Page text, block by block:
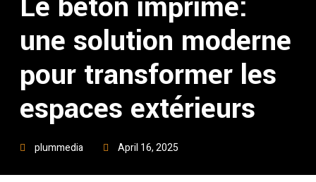
une solution moderne
pour transformer les
espaces extérieurs
plummedia April 16, 2025